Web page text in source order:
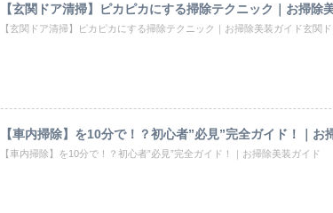
【玄関ドア清掃】ピカピカにする掃除テクニック｜お掃除
【玄関ドア清掃】ピカピカにする掃除テクニック｜お掃除美装ガイド玄関
【車内掃除】を10分で！？初心者”必見”完全ガイド！｜お
【車内掃除】を10分で！？初心者”必見”完全ガイド！｜お掃除美装ガイド